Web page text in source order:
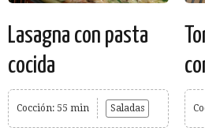
Lasagna con pasta
cocida
Cocción: 55 min Saladas